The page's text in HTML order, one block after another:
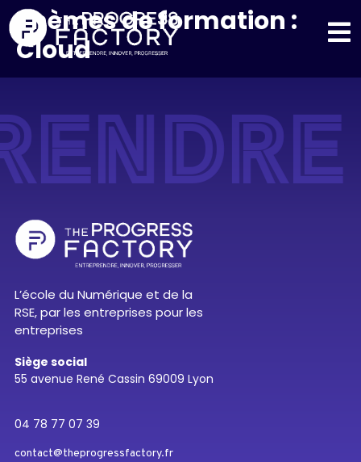
Thèmes de formation :
Cloud
L’école du Numérique et de la
RSE, par les entreprises pour les
entreprises
Siège social
55 avenue René Cassin 69009 Lyon
04 78 77 07 39
contact@theprogressfactory.fr